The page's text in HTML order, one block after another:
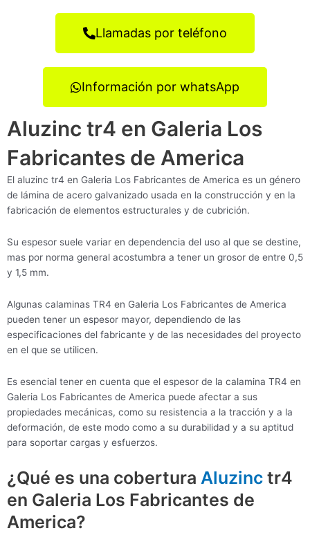
Llamadas por teléfono
Información por whatsApp
Aluzinc tr4 en Galeria Los
Fabricantes de America
El aluzinc tr4 en Galeria Los Fabricantes de America es un género
de lámina de acero galvanizado usada en la construcción y en la
fabricación de elementos estructurales y de cubrición.
Su espesor suele variar en dependencia del uso al que se destine,
mas por norma general acostumbra a tener un grosor de entre 0,5
y 1,5 mm.
Algunas calaminas TR4 en Galeria Los Fabricantes de America
pueden tener un espesor mayor, dependiendo de las
especificaciones del fabricante y de las necesidades del proyecto
en el que se utilicen.
Es esencial tener en cuenta que el espesor de la calamina TR4 en
Galeria Los Fabricantes de America puede afectar a sus
propiedades mecánicas, como su resistencia a la tracción y a la
deformación, de este modo como a su durabilidad y a su aptitud
para soportar cargas y esfuerzos.
¿Qué es una cobertura Aluzinc tr4
en Galeria Los Fabricantes de
America?